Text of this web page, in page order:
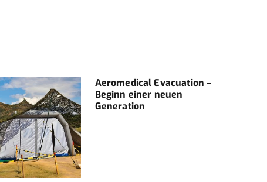
Aeromedical Evacuation –
Beginn einer neuen
Generation